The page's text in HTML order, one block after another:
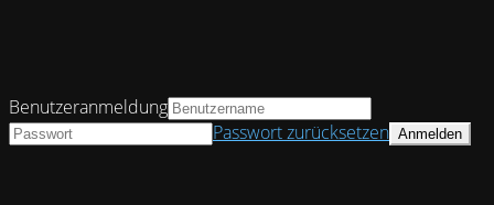
Benutzeranmeldung
Passwort zurücksetzen